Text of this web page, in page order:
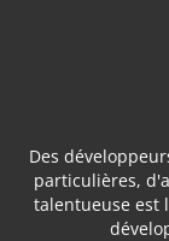
Des
particulières,
talentueuse est